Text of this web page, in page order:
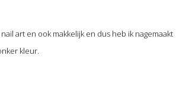
art en ook makkelijk en dus heb ik nagemaakt
kleur.